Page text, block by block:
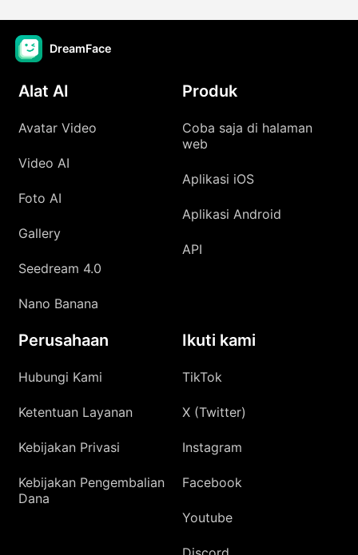
DreamFace
Alat AI
Avatar Video
Video AI
Foto AI
Gallery
Seedream 4.0
Nano Banana
Produk
Coba saja di halaman
web
Aplikasi iOS
Aplikasi Android
API
Perusahaan
Hubungi Kami
Ketentuan Layanan
Kebijakan Privasi
Kebijakan Pengembalian
Dana
Ikuti kami
TikTok
X (Twitter)
Instagram
Facebook
Youtube